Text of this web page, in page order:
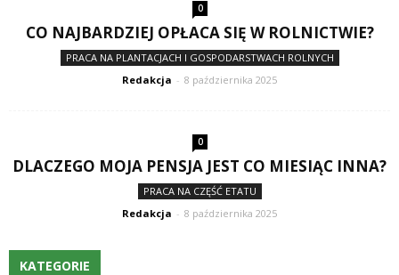
0
CO NAJBARDZIEJ OPŁACA SIĘ W ROLNICTWIE?
PRACA NA PLANTACJACH I GOSPODARSTWACH ROLNYCH
Redakcja - 8 października 2025
0
DLACZEGO MOJA PENSJA JEST CO MIESIĄC INNA?
PRACA NA CZĘŚĆ ETATU
Redakcja - 8 października 2025
KATEGORIE